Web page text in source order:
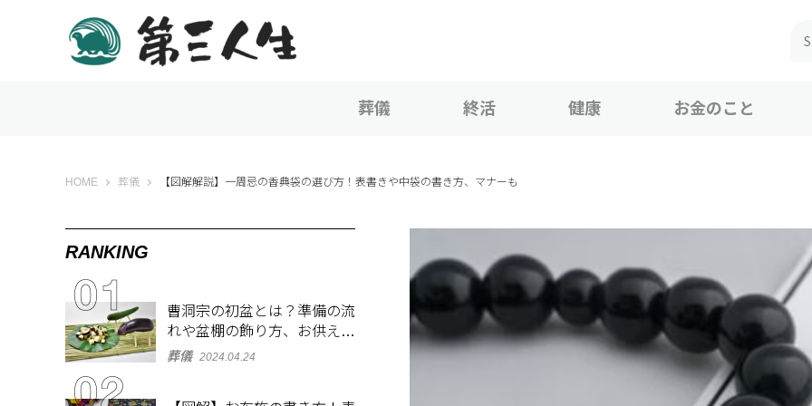
葬儀 終活 健康 お金のこと
HOME 第三人生 〜寄り道の歩き方〜
葬儀 【図解解説】一周忌の香典袋の選び方！表書きや中袋の書き方、マナーも
RANKING
曹洞宗の初盆とは？準備の流
れや盆棚の飾り方、お供え物
を解説
葬儀 2024.04.24